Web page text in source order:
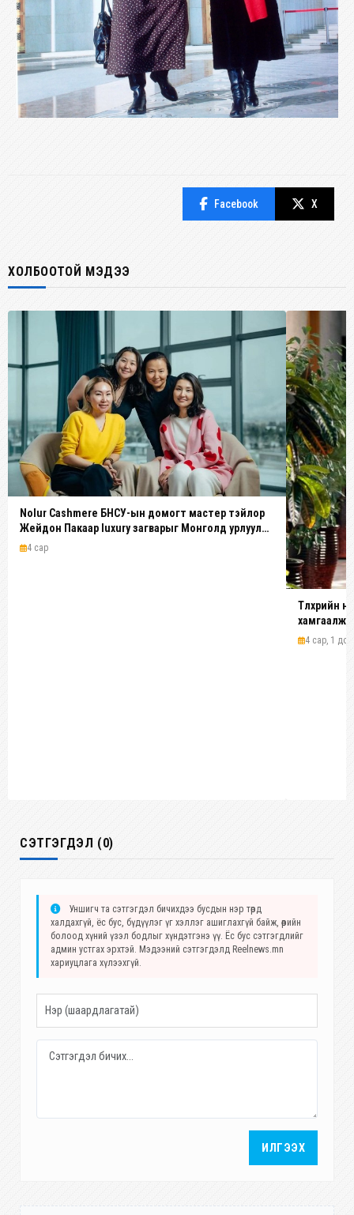
Facebook X
ХОЛБООТОЙ МЭДЭЭ
Nolur Cashmere БНСУ-ын домогт мастер тэйлор
Жейдон Пакаар luxury загварыг Монголд урлуулах
нь4 сар
хамгаалж
4 сар, 1
СЭТГЭГДЭЛ (0)
Уншигч та сэтгэгдэл бичихдээ бусдын нэр төрд
халдахгүй, ёс бус, бүдүүлэг үг хэллэг ашиглахгүй байж, өөрийн
болоод хүний үзэл бодлыг хүндэтгэнэ үү. Ёс бус сэтгэгдлийг
админ устгах эрхтэй. Мэдээний сэтгэгдэлд Reelnews.mn
хариуцлага хүлээхгүй.
ИЛГЭЭХ